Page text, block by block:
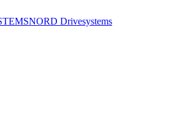
NORD Drivesystems